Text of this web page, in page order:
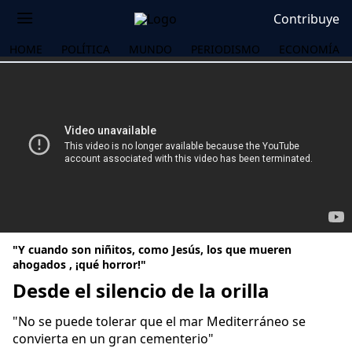
Contribuye
HOME POLÍTICA MUNDO PERIODISMO ECONOMÍA
"Y cuando son niñitos, como Jesús, los que mueren
ahogados , ¡qué horror!"
Desde el silencio de la orilla
"No se puede tolerar que el mar Mediterráneo se
convierta en un gran cementerio"